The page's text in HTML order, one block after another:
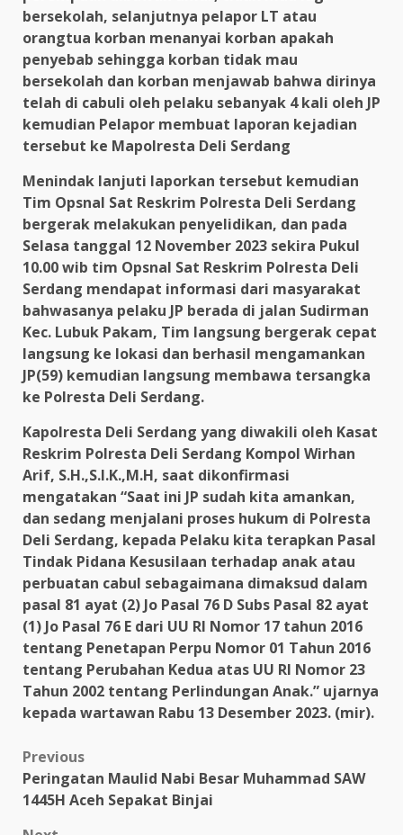
bersekolah, selanjutnya pelapor LT atau
orangtua korban menanyai korban apakah
penyebab sehingga korban tidak mau
bersekolah dan korban menjawab bahwa dirinya
telah di cabuli oleh pelaku sebanyak 4 kali oleh JP
kemudian Pelapor membuat laporan kejadian
tersebut ke Mapolresta Deli Serdang
Menindak lanjuti laporkan tersebut kemudian
Tim Opsnal Sat Reskrim Polresta Deli Serdang
bergerak melakukan penyelidikan, dan pada
Selasa tanggal 12 November 2023 sekira Pukul
10.00 wib tim Opsnal Sat Reskrim Polresta Deli
Serdang mendapat informasi dari masyarakat
bahwasanya pelaku JP berada di jalan Sudirman
Kec. Lubuk Pakam, Tim langsung bergerak cepat
langsung ke lokasi dan berhasil mengamankan
JP(59) kemudian langsung membawa tersangka
ke Polresta Deli Serdang.
Kapolresta Deli Serdang yang diwakili oleh Kasat
Reskrim Polresta Deli Serdang Kompol Wirhan
Arif, S.H.,S.I.K.,M.H, saat dikonfirmasi
mengatakan “Saat ini JP sudah kita amankan,
dan sedang menjalani proses hukum di Polresta
Deli Serdang, kepada Pelaku kita terapkan Pasal
Tindak Pidana Kesusilaan terhadap anak atau
perbuatan cabul sebagaimana dimaksud dalam
pasal 81 ayat (2) Jo Pasal 76 D Subs Pasal 82 ayat
(1) Jo Pasal 76 E dari UU RI Nomor 17 tahun 2016
tentang Penetapan Perpu Nomor 01 Tahun 2016
tentang Perubahan Kedua atas UU RI Nomor 23
Tahun 2002 tentang Perlindungan Anak.” ujarnya
kepada wartawan Rabu 13 Desember 2023. (mir).
Post
navigation
Previous
Peringatan Maulid Nabi Besar Muhammad SAW
1445H Aceh Sepakat Binjai